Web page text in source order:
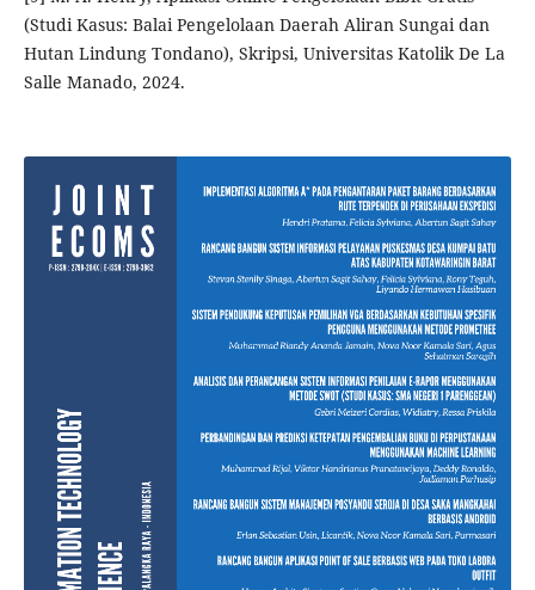
(Studi Kasus: Balai Pengelolaan Daerah Aliran Sungai dan
Hutan Lindung Tondano), Skripsi, Universitas Katolik De La
Salle Manado, 2024.